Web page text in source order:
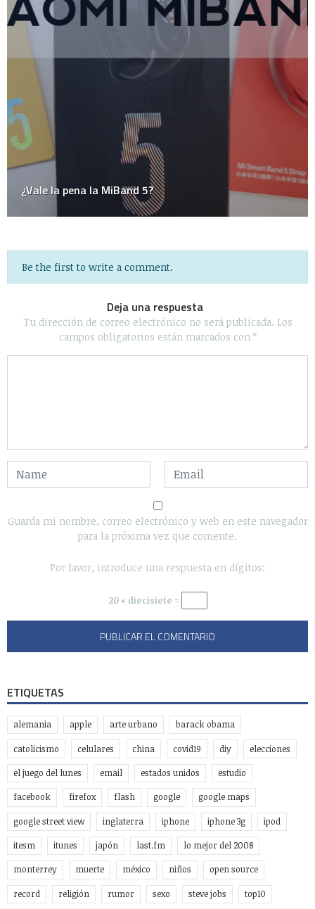
Be the first to write a comment.
Deja una respuesta
Tu dirección de correo electrónico no será publicada. Los
campos obligatorios están marcados con *
Guarda mi nombre, correo electrónico y web en este navegador
para la próxima vez que comente.
Por favor, introduce una respuesta en dígitos:
20 + diecisiete =
ETIQUETAS
alemania apple arte urbano barack obama
catolicismo celulares china covid19 diy elecciones
el juego del lunes email estados unidos estudio
facebook firefox flash google google maps
google street view inglaterra iphone iphone 3g ipod
itesm itunes japón last.fm lo mejor del 2008
monterrey muerte méxico niños open source
record religión rumor sexo steve jobs top10